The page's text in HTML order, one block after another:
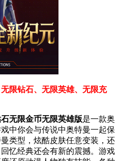
限钻石、无限英雄、无限充
无限金币无限英雄版是一款奥
中你会与传说中奥特曼一起保
类型，炫酷皮肤任意变装，还
忆经典还会有新的震撼。游戏